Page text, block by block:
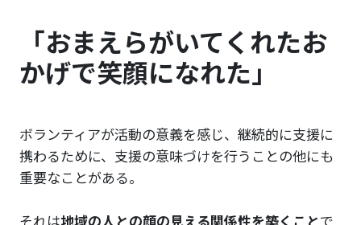
「おまえらがいてくれたお
かげで笑顔になれた」
ボランティアが活動の意義を感じ、継続的に支援に
携わるために、支援の意味づけを行うことの他にも
重要なことがある。
それは地域の人との顔の見える関係性を築くことで